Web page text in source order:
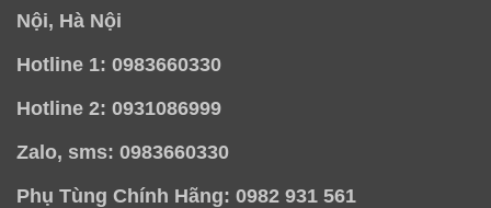
Nội, Hà Nội
Hotline 1: 0983660330
Hotline 2: 0931086999
Zalo, sms: 0983660330
Phụ Tùng Chính Hãng: 0982 931 561